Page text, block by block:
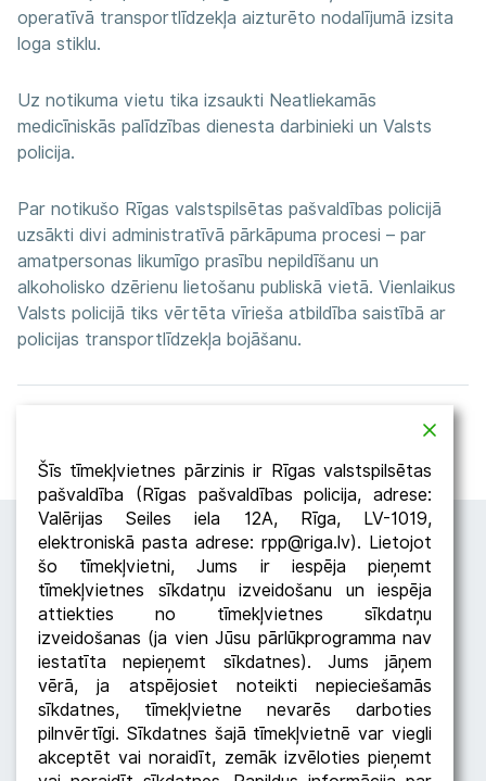
operatīvā transportlīdzekļa aizturēto nodalījumā izsita
loga stiklu.
Uz notikuma vietu tika izsaukti Neatliekamās
medicīniskās palīdzības dienesta darbinieki un Valsts
policija.
Par notikušo Rīgas valstspilsētas pašvaldības policijā
uzsākti divi administratīvā pārkāpuma procesi – par
amatpersonas likumīgo prasību nepildīšanu un
alkoholisko dzērienu lietošanu publiskā vietā. Vienlaikus
Valsts policijā tiks vērtēta vīrieša atbildība saistībā ar
policijas transportlīdzekļa bojāšanu.
Seko RPP
Šīs tīmekļvietnes pārzinis ir Rīgas valstspilsētas
pašvaldība (Rīgas pašvaldības policija, adrese:
Valērijas Seiles iela 12A, Rīga, LV-1019,
elektroniskā pasta adrese: rpp@riga.lv). Lietojot
šo tīmekļvietni, Jums ir iespēja pieņemt
tīmekļvietnes sīkdatņu izveidošanu un iespēja
attiekties no tīmekļvietnes sīkdatņu
izveidošanas (ja vien Jūsu pārlūkprogramma nav
iestatīta nepieņemt sīkdatnes). Jums jāņem
vērā, ja atspējosiet noteikti nepieciešamās
sīkdatnes, tīmekļvietne nevarēs darboties
pilnvērtīgi. Sīkdatnes šajā tīmekļvietnē var viegli
akceptēt vai noraidīt, zemāk izvēloties pieņemt